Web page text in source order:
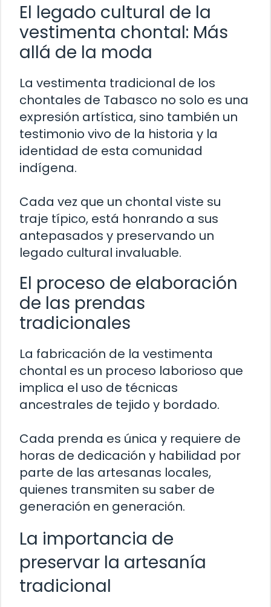
El legado cultural de la
vestimenta chontal: Más
allá de la moda
La vestimenta tradicional de los
chontales de Tabasco no solo es una
expresión artística, sino también un
testimonio vivo de la historia y la
identidad de esta comunidad
indígena.
Cada vez que un chontal viste su
traje típico, está honrando a sus
antepasados y preservando un
legado cultural invaluable.
El proceso de elaboración
de las prendas
tradicionales
La fabricación de la vestimenta
chontal es un proceso laborioso que
implica el uso de técnicas
ancestrales de tejido y bordado.
Cada prenda es única y requiere de
horas de dedicación y habilidad por
parte de las artesanas locales,
quienes transmiten su saber de
generación en generación.
La importancia de
preservar la artesanía
tradicional